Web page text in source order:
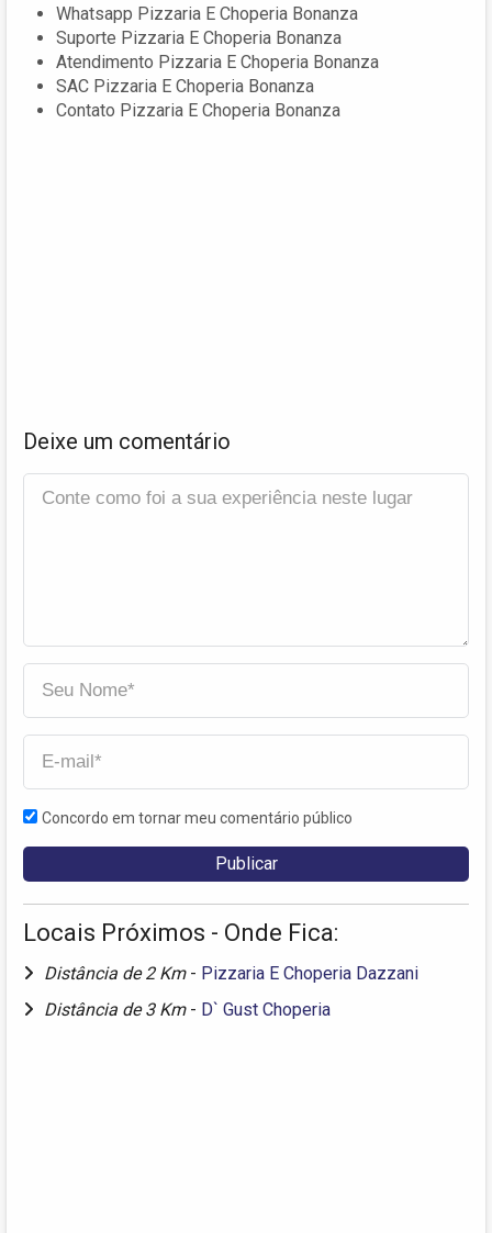
Whatsapp Pizzaria E Choperia Bonanza
Suporte Pizzaria E Choperia Bonanza
Atendimento Pizzaria E Choperia Bonanza
SAC Pizzaria E Choperia Bonanza
Contato Pizzaria E Choperia Bonanza
Deixe um comentário
Concordo em tornar meu comentário público
Locais Próximos - Onde Fica:
Distância de 2 Km - Pizzaria E Choperia Dazzani
Distância de 3 Km - D` Gust Choperia